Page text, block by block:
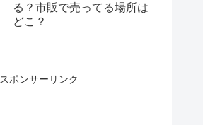
る？市販で売ってる場所は
どこ？
スポンサーリンク